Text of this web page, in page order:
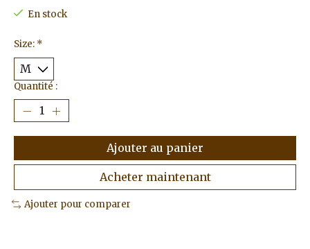
En stock
Size: *
Quantité :
Ajouter au panier
Acheter maintenant
Ajouter pour comparer